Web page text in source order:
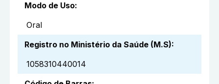
Modo de Uso:
Oral
Registro no Ministério da Saúde (M.S):
1058310440014